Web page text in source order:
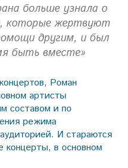
больше узнала о
которые жертвуют
другим, и был
быть вместе»
Роман
артисты
составом и по
режима
И стараются
концерты, в основном